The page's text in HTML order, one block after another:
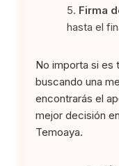
Firma
hasta el
No importa si es
buscando una
encontrarás el
mejor decisión
Temoaya.